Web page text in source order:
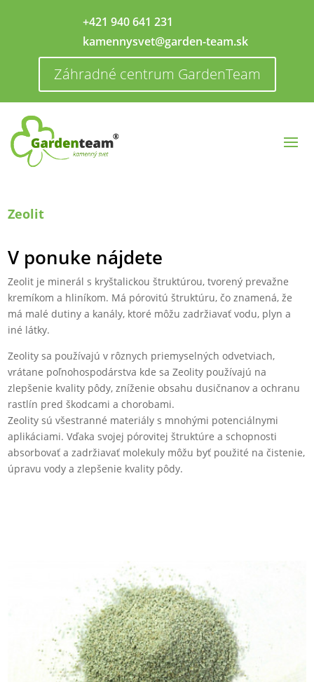
+421 940 641 231
kamennysvet@garden-team.sk
Záhradné centrum GardenTeam
Zeolit
V ponuke nájdete
Zeolit je minerál s kryštalickou štruktúrou, tvorený prevažne
kremíkom a hliníkom. Má pórovitú štruktúru, čo znamená, že
má malé dutiny a kanály, ktoré môžu zadržiavať vodu, plyn a
iné látky.
Zeolity sa používajú v rôznych priemyselných odvetviach,
vrátane poľnohospodárstva kde sa Zeolity používajú na
zlepšenie kvality pôdy, zníženie obsahu dusičnanov a ochranu
rastlín pred škodcami a chorobami.
Zeolity sú všestranné materiály s mnohými potenciálnymi
aplikáciami. Vďaka svojej pórovitej štruktúre a schopnosti
absorbovať a zadržiavať molekuly môžu byť použité na čistenie,
úpravu vody a zlepšenie kvality pôdy.